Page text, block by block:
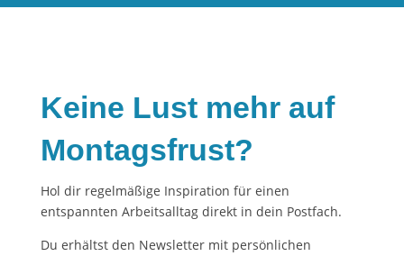
Keine Lust mehr auf
Montagsfrust?
Hol dir regelmäßige Inspiration für einen
entspannten Arbeitsalltag direkt in dein Postfach.
Du erhältst den Newsletter mit persönlichen